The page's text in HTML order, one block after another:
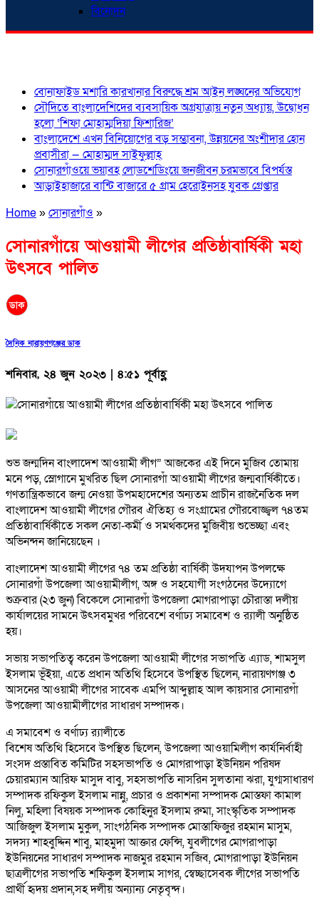
বিনোদন
বোনাফাইড মশারি কারখানার বিরুদ্ধে শ্রম আইন লঙ্ঘনের অভিযোগ
সৌদিতে বাংলাদেশিদের ব্যবসায়িক অগ্রযাত্রায় নতুন অধ্যায়, উদ্বোধন
হলো ‘শিফা মোহাম্মদিয়া ফিশারিজ’
বাংলাদেশে এখন বিনিয়োগের বড় সম্ভাবনা, উন্নয়নের অংশীদার হোন
প্রবাসীরা — মোহাম্মদ সাইফুল্লাহ্
সোনারগাঁওয়ে ভয়াবহ লোডশেডিংয়ে জনজীবন চরমভাবে বিপর্যস্ত
আড়াইহাজারে বান্টি বাজারে ৫ গ্রাম হেরোইনসহ যুবক গ্রেপ্তার
Home»সোনারগাঁও »
সোনারগাঁয়ে আওয়ামী লীগের প্রতিষ্ঠাবার্ষিকী মহা
উৎসবে পালিত
দৈনিক নারায়ণগঞ্জের ডাক
শনিবার, ২৪ জুন ২০২৩ | ৪:৫১ পূর্বাহ্ণ
শুভ জন্মদিন বাংলাদেশ আওয়ামী লীগ” আজকের এই দিনে মুজিব তোমায়
মনে পড়, স্লোগানে মুখরিত ছিল সোনারগাঁ আওয়ামী লীগের জন্মবার্ষিকীতে।
গণতান্ত্রিকভাবে জন্ম নেওয়া উপমহাদেশের অন্যতম প্রাচীন রাজনৈতিক দল
বাংলাদেশ আওয়ামী লীগের গৌরব ঐতিহ্য ও সংগ্রামের গৌরবোজ্জ্বল ৭৪তম
প্রতিষ্ঠাবার্ষিকীতে সকল নেতা-কর্মী ও সমর্থকদের মুজিবীয় শুভেচ্ছা এবং
অভিনন্দন জানিয়েছেন ।
বাংলাদেশ আওয়ামী লীগের ৭৪ তম প্রতিষ্ঠা বার্ষিকী উদযাপন উপলক্ষে
সোনারগাঁ উপজেলা আওয়ামীলীগ, অঙ্গ ও সহযোগী সংগঠনের উদ্যোগে
শুক্রবার (২৩ জুন) বিকেলে সোনারগাঁ উপজেলা মোগরাপাড়া চৌরাস্তা দলীয়
কার্যালয়ের সামনে উৎসবমুখর পরিবেশে বর্ণাঢ্য সমাবেশ ও র‍্যালী অনুষ্ঠিত
হয়।
সভায় সভাপতিত্ব করেন উপজেলা আওয়ামী লীগের সভাপতি এ্যাড, শামসুল
ইসলাম ভূঁইয়া, এতে প্রধান অতিথি হিসেবে উপস্থিত ছিলেন, নারায়ণগঞ্জ ৩
আসনের আওয়ামী লীগের সাবেক এমপি আব্দুল্লাহ আল কায়সার সোনারগাঁ
উপজেলা আওয়ামীলীগের সাধারণ সম্পাদক।
এ সমাবেশ ও বর্ণাঢ্য র‍্যালীতে
বিশেষ অতিথি হিসেবে উপস্থিত ছিলেন, উপজেলা আওয়ামিলীগ কার্যনির্বাহী
সংসদ প্রস্তাবিত কমিটির সহসভাপতি ও মোগরাপাড়া ইউনিয়ন পরিষদ
চেয়ারম্যান আরিফ মাসুদ বাবু, সহসভাপতি নাসরিন সুলতানা ঝরা, যুগ্মসাধারণ
সম্পাদক রফিকুল ইসলাম নান্নু, প্রচার ও প্রকাশনা সম্পাদক মোস্তফা কামাল
নিলু, মহিলা বিষয়ক সম্পাদক কোহিনুর ইসলাম রুমা, সাংস্কৃতিক সম্পাদক
আজিজুল ইসলাম মুকুল, সাংগঠনিক সম্পাদক মোস্তাফিজুর রহমান মাসুম,
সদস্য শাহবুদ্দিন শাবু, মাহমুদা আক্তার ফেন্সি, যুবলীগের মোগরাপাড়া
ইউনিয়নের সাধারণ সম্পাদক নাজমুর রহমান সজিব, মোগরাপাড়া ইউনিয়ন
ছাত্রলীগের সভাপতি শফিকুল ইসলাম সাগর, স্বেচ্ছাসেবক লীগের সভাপতি
প্রার্থী হৃদয় প্রদান,সহ দলীয় অন্যান্য নেতৃবৃন্দ।